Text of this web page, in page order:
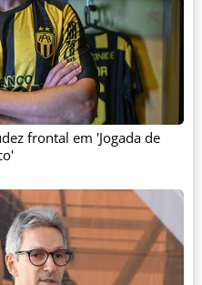
frontal em 'Jogada de